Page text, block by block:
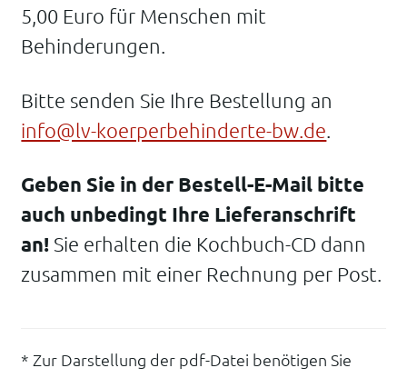
5,00 Euro für Menschen mit
Behinderungen.
Bitte senden Sie Ihre Bestellung an
info@lv-koerperbehinderte-bw.de
Geben Sie in der Bestell-E-Mail bitte
auch unbedingt Ihre Lieferanschrift
an! Sie erhalten die Kochbuch-CD dann
zusammen mit einer Rechnung per Post.
* Zur Darstellung der pdf-Datei benötigen Sie